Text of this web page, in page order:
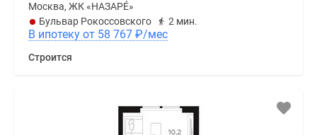
Москва, ЖК «НАЗАРÉ»
Бульвар Рокоссовского
2 мин.
В ипотеку от 58 767 ₽/мес
Строится